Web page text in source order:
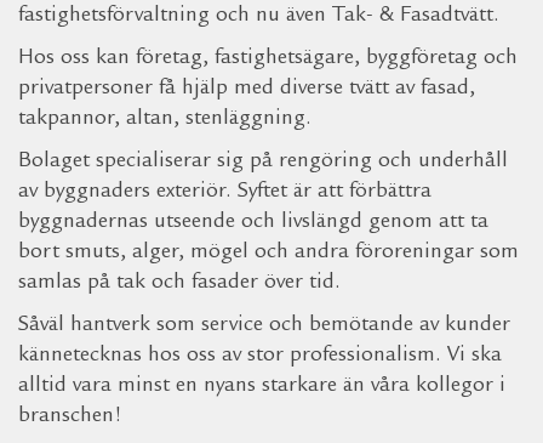
fastighetsförvaltning och nu även Tak- & Fasadtvätt.
Hos oss kan företag, fastighetsägare, byggföretag och
privatpersoner få hjälp med diverse tvätt av fasad,
takpannor, altan, stenläggning.
Bolaget specialiserar sig på rengöring och underhåll
av byggnaders exteriör. Syftet är att förbättra
byggnadernas utseende och livslängd genom att ta
bort smuts, alger, mögel och andra föroreningar som
samlas på tak och fasader över tid.
Såväl hantverk som service och bemötande av kunder
kännetecknas hos oss av stor professionalism. Vi ska
alltid vara minst en nyans starkare än våra kollegor i
branschen!